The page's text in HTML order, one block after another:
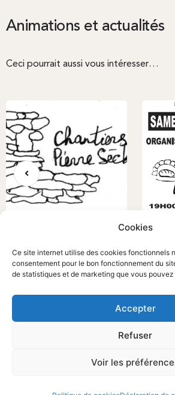
Cookies
Ce site internet utilise des cookies fonctionnels
consentement pour le bon fonctionnement du
de statistiques et de marketing que vous
Accepter
Refuser
Voir les
Animations et actualités
Ceci pourrait aussi vous intéresser…
SÈCHE SEPTEMBRE À DÉCEMBRE
Animations ponctuelles